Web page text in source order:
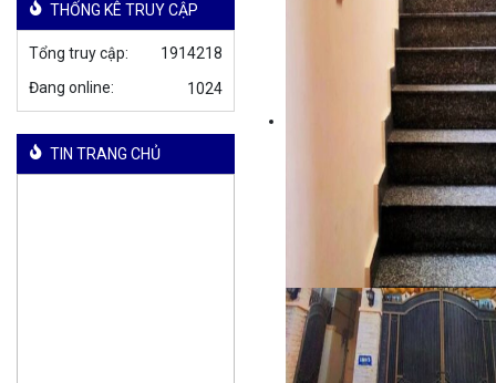
THỐNG KÊ TRUY CẬP
1914218
Tổng truy cập:
Đang online:
TIN TRANG CHỦ